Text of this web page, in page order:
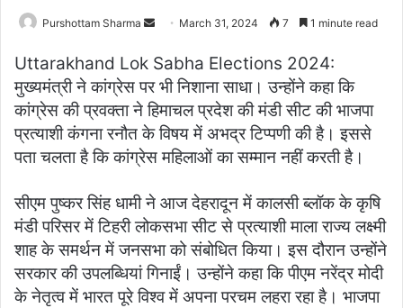
Purshottam Sharma
n
d
a
n
e
a
March 31, 2024 7 1 minute read
Uttarakhand Lok Sabha Elections 2024:
मुख्यमंत्री ने कांग्रेस पर भी निशाना साधा। उन्होंने कहा कि
कांग्रेस की प्रवक्ता ने हिमाचल प्रदेश की मंडी सीट की भाजपा
प्रत्याशी कंगना रनौत के विषय में अभद्र टिप्पणी की है। इससे
पता चलता है कि कांग्रेस महिलाओं का सम्मान नहीं करती है।
सीएम पुष्कर सिंह धामी ने आज देहरादून में कालसी ब्लॉक के कृषि
मंडी परिसर में टिहरी लोकसभा सीट से प्रत्याशी माला राज्य लक्ष्मी
शाह के समर्थन में जनसभा को संबोधित किया। इस दौरान उन्होंने
सरकार की उपलब्धियां गिनाईं। उन्होंने कहा कि पीएम नरेंद्र मोदी
के नेतृत्व में भारत पूरे विश्व में अपना परचम लहरा रहा है। भाजपा